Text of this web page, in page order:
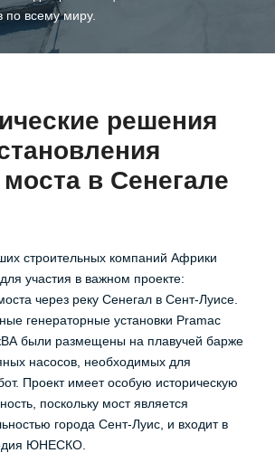
по всему миру.
решения
моста в Сенегале
строительных компаний Африки
участия в важном проекте:
через реку Сенегал в Сент-Луисе.
генераторные установки Pramac
были размещены на плавучей барже
насосов, необходимых для
Проект имеет особую историческую
поскольку мост является
города Сент-Луис, и входит в
ЮНЕСКО.